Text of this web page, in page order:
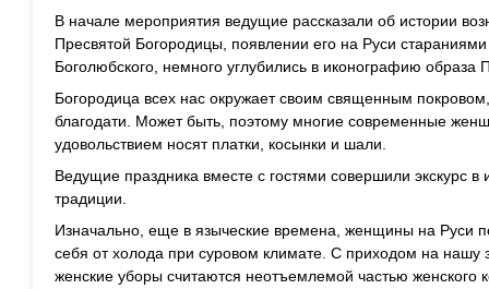
В начале мероприятия ведущие рассказали об истории
Пресвятой Богородицы, появлении его на Руси стараниями
Боголюбского, немного углубились в иконографию образа
Богородица всех нас окружает своим священным
благодати. Может быть, поэтому многие современные
удовольствием носят платки, косынки и шали.
Ведущие праздника вместе с гостями совершили экскурс
традиции.
Изначально, еще в языческие времена, женщины на Руси
себя от холода при суровом климате. С приходом на
женские уборы считаются неотъемлемой частью женского